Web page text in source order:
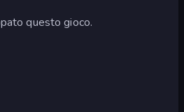
questo gioco.